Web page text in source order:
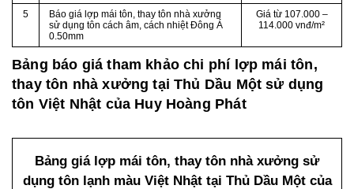
5
Báo giá lợp mái tôn, thay tôn nhà xưởng
sử dụng tôn cách âm, cách nhiệt Đông Á
0.50mm
Giá từ 107.000 –
114.000 vnđ/m²
Bảng báo giá tham khảo chi phí lợp mái tôn,
thay tôn nhà xưởng tại Thủ Dầu Một sử dụng
tôn Việt Nhật của Huy Hoàng Phát
Bảng giá lợp mái tôn, thay tôn nhà xưởng sử
dụng tôn lạnh màu Việt Nhật tại Thủ Dầu Một của